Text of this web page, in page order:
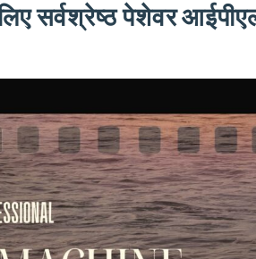
सर्वश्रेष्ठ पेशेवर